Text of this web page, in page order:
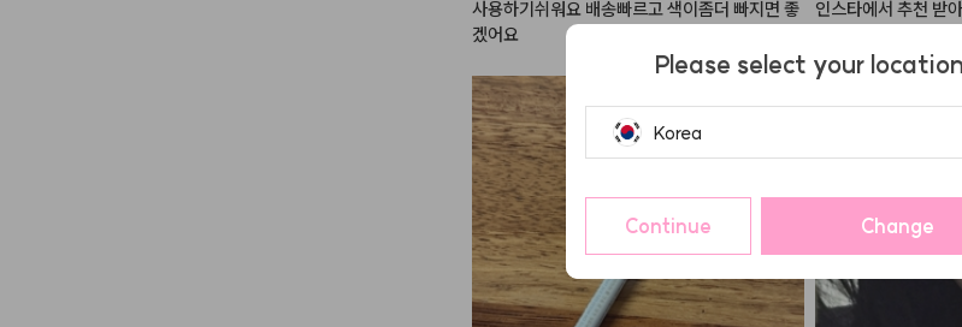
사용하기쉬워요 배송빠르고 색이좀더 빠지면 좋
겠어요
인스타에서 추천 받
카락이 부드러워 진
기름지지 않고 가벼
는 점이 가장 좋아요.
Please select your location
Korea
Continue Change